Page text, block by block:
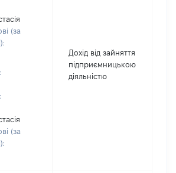
(за
(за
Дохід від зайняття
підприємницькою
діяльністю